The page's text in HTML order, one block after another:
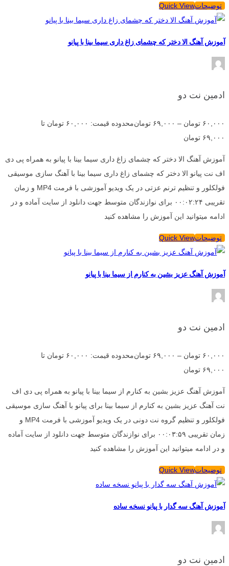
توضیحاتQuick View
آموزش آهنگ الا دختر که چشمای زاغ داری سیما بینا با پیانو
ادمین نت دو
۶۰,۰۰۰ تومان – ۶۹,۰۰۰ تومان
محدوده قیمت: ۶۰,۰۰۰ تومان تا
۶۹,۰۰۰ تومان
آموزش آهنگ الا دختر که چشمای زاغ داری سیما بینا با پیانو به همراه پی دی
اف نت پیانو الا دختر که چشمای زاغ داری سیما بینا با آهنگ سازی موسیقی
فولکلور و تنظیم ترنم عزتی در یک ویدیو آموزشی با فرمت MP4 و زمان
تقریبی ۰۰:۰۲:۲۴ برای نوازندگان متوسط جهت دانلود از سایت آماده و در
ادامه میتوانید این آموزش را مشاهده کنید
توضیحاتQuick View
آموزش آهنگ عزیز بشین به کنارم از سیما بینا با پیانو
ادمین نت دو
۶۰,۰۰۰ تومان – ۶۹,۰۰۰ تومان
محدوده قیمت: ۶۰,۰۰۰ تومان تا
۶۹,۰۰۰ تومان
آموزش آهنگ عزیز بشین به کنارم از سیما بینا با پیانو به همراه پی دی اف
نت آهنگ عزیز بشین به کنارم از سیما بینا برای پیانو با آهنگ سازی موسیقی
فولکلور و تنظیم گروه نت دونی در یک ویدیو آموزشی با فرمت MP4 و
زمان تقریبی ۰۰:۰۳:۵۹ برای نوازندگان متوسط جهت دانلود از سایت آماده
و در ادامه میتوانید این آموزش را مشاهده کنید
توضیحاتQuick View
آموزش آهنگ سه گدار با پیانو نسخه ساده
ادمین نت دو